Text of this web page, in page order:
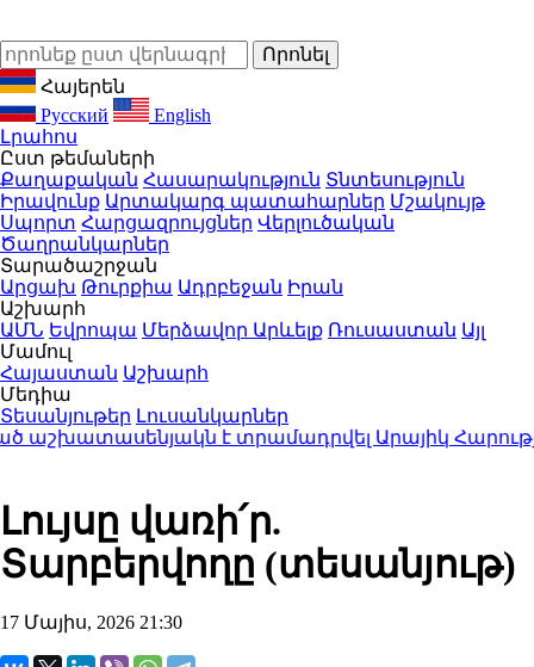
Հայերեն
Русский
English
Լրահոս
Ըստ թեմաների
Քաղաքական Հասարակություն Տնտեսություն
Իրավունք Արտակարգ պատահարներ Մշակույթ
Սպորտ Հարցազրույցներ Վերլուծական
Ծաղրանկարներ
Տարածաշրջան
Արցախ Թուրքիա Ադրբեջան Իրան
Աշխարհ
ԱՄՆ Եվրոպա Մերձավոր Արևելք Ռուսաստան Այլ
Մամուլ
Հայաստան Աշխարհ
Մեդիա
Տեսանյութեր Լուսանկարներ
է տրամադրվել Արայիկ
Լույսը վառի՛ր.
Տարբերվողը (տեսանյութ)
17 Մայիս, 2026 21:30